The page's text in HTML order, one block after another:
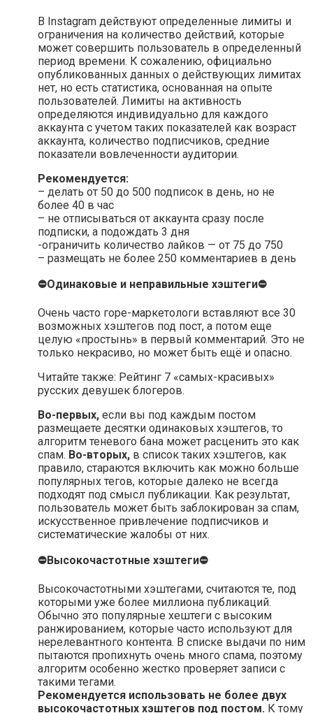
В Instagram действуют определенные лимиты и
ограничения на количество действий, которые
может совершить пользователь в определенный
период времени. К сожалению, официально
опубликованных данных о действующих лимитах
нет, но есть статистика, основанная на опыте
пользователей. Лимиты на активность
определяются индивидуально для каждого
аккаунта с учетом таких показателей как возраст
аккаунта, количество подписчиков, средние
показатели вовлеченности аудитории.
Рекомендуется:
– делать от 50 до 500 подписок в день, но не
более 40 в час
– не отписываться от аккаунта сразу после
подписки, а подождать 3 дня
-ограничить количество лайков — от 75 до 750
– размещать не более 250 комментариев в день
⛔Одинаковые и неправильные хэштеги⛔
Очень часто горе-маркетологи вставляют все 30
возможных хэштегов под пост, а потом еще
целую «простынь» в первый комментарий. Это не
только некрасиво, но может быть ещё и опасно.
Читайте также: Рейтинг 7 «самых-красивых»
русских девушек блогеров.
Во-первых, если вы под каждым постом
размещаете десятки одинаковых хэштегов, то
алгоритм теневого бана может расценить это как
спам. Во-вторых, в список таких хэштегов, как
правило, стараются включить как можно больше
популярных тегов, которые далеко не всегда
подходят под смысл публикации. Как результат,
пользователь может быть заблокирован за спам,
искусственное привлечение подписчиков и
систематические жалобы от них.
⛔Высокочастотные хэштеги⛔
Высокочастотными хэштегами, считаются те, под
которыми уже более миллиона публикаций.
Обычно это популярные хештеги с высоким
ранжированием, которые часто используют для
нерелевантного контента. В списке выдачи по ним
пытаются пропихнуть очень много спама, поэтому
алгоритм особенно жестко проверяет записи с
такими тегами.
Рекомендуется использовать не более двух
высокочастотных хэштегов под постом. К тому